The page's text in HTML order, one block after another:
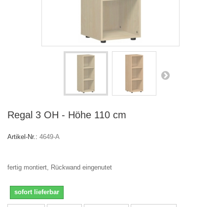
Regal 3 OH - Höhe 110 cm
Artikel-Nr.: 4649-A
fertig montiert, Rückwand eingenutet
sofort lieferbar